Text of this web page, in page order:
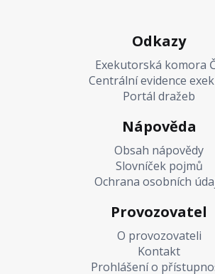
Odkazy
Exekutorská komora
Centrální evidence
Portál dražeb
Nápověda
Obsah nápovědy
Slovníček pojmů
Ochrana osobních
Provozovatel
O provozovateli
Kontakt
Prohlášení o